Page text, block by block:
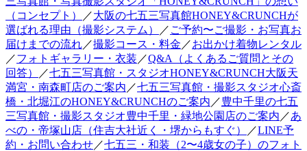
（コンセプト）
／大阪の七五三写真館HONEY&CRUNCHが
選ばれる理由（撮影システム）
／ ご予約〜ご撮影・お写真お
届けまでの流れ／撮影コース・料金 ／お出かけ着物レンタル
／フォトギャラリー・衣装 ／Q&A（よくあるご質問とその
回答）
／七五三写真館・スタジオHONEY&CRUNCH大阪天
満宮・南森町店のご案内 ／七五三写真館・撮影スタジオ心斎
橋・北堀江のHONEY&CRUNCHのご案内 ／豊中千里の七五
三写真館・撮影スタジオ豊中千里・緑地公園店のご案内 ／あ
べの・帝塚山店（住吉大社近く・堺からもすぐ）
／LINE予
約・お問い合わせ／七五三・和装（2〜4歳女の子）のフォト